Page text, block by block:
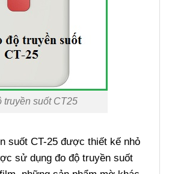
truyền suốt CT25
suốt CT-25 được thiết kế nhỏ
sử dụng đo độ truyền suốt